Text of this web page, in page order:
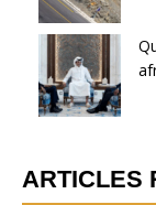
ARTICLES